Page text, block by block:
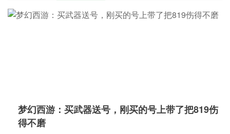
梦幻西游：买武器送号，刚买的号上带了把819伤
得不磨